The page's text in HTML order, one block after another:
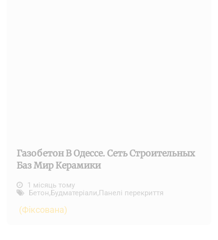
Газобетон В Одессе. Сеть Строительных
Баз Мир Керамики
1 місяць тому
Бетон,Будматеріали,Панелі перекриття
(Фіксована)